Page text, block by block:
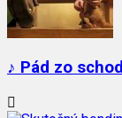
♪ Pád zo